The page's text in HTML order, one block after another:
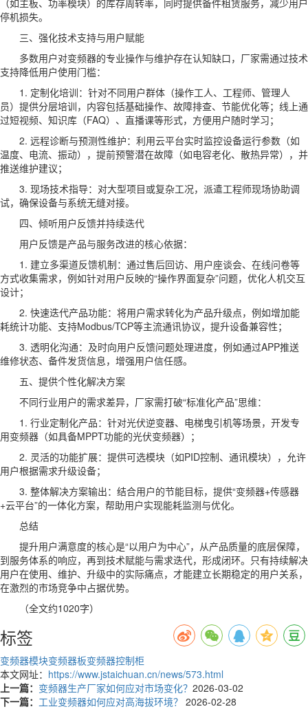
停机损失。
三、强化技术支持与用户赋能
多数用户对变频器的专业操作与维护存在认知缺口，厂家需通过技术
支持降低用户使用门槛：
1. 定制化培训：针对不同用户群体（操作工人、工程师、管理人
员）提供分层培训，内容包括基础操作、故障排查、节能优化等；线上通
过短视频、知识库（FAQ）、直播课等形式，方便用户随时学习；
2. 远程诊断与预测性维护：利用云平台实时监控设备运行参数（如
温度、电流、振动），提前预警潜在故障（如电容老化、散热异常），并
推送维护建议；
3. 现场技术指导：对大型项目或复杂工况，派遣工程师现场协助调
试，确保设备与系统无缝对接。
四、倾听用户反馈并持续迭代
用户反馈是产品与服务改进的核心依据：
1. 建立多渠道反馈机制：通过售后回访、用户座谈会、在线问卷等
方式收集需求，例如针对用户反映的“操作界面复杂”问题，优化人机交互
设计；
2. 快速迭代产品功能：将用户需求转化为产品升级点，例如增加能
耗统计功能、支持Modbus/TCP等主流通讯协议，提升设备兼容性；
3. 透明化沟通：及时向用户反馈问题处理进度，例如通过APP推送
维修状态、备件发货信息，增强用户信任感。
五、提供个性化解决方案
不同行业用户的需求差异，厂家需打破“标准化产品”思维：
1. 行业定制化产品：针对光伏逆变器、电梯曳引机等场景，开发专
用变频器（如具备MPPT功能的光伏变频器）；
2. 灵活的功能扩展：提供可选模块（如PID控制、通讯模块），允许
用户根据需求升级设备；
3. 整体解决方案输出：结合用户的节能目标，提供“变频器+传感器
+云平台”的一体化方案，帮助用户实现能耗监测与优化。
总结
提升用户满意度的核心是“以用户为中心”，从产品质量的底层保障，
到服务体系的响应，再到技术赋能与需求迭代，形成闭环。只有持续解决
用户在使用、维护、升级中的实际痛点，才能建立长期稳定的用户关系，
在激烈的市场竞争中占据优势。
（全文约1020字）
标签
变频器模块变频器板变频器控制柜
本文网址： https://www.jstaichuan.cn/news/573.html
上一篇： 变频器生产厂家如何应对市场变化？ 2026-03-02
下一篇： 工业变频器如何应对高海拔环境？ 2026-02-28